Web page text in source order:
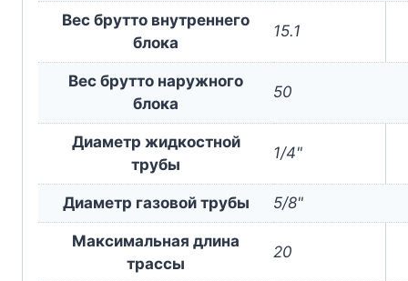
Вес брутто внутреннего
блока
15.1
Вес брутто наружного
блока
50
Диаметр жидкостной
трубы
1/4"
Диаметр газовой трубы 5/8"
Максимальная длина
трассы
20